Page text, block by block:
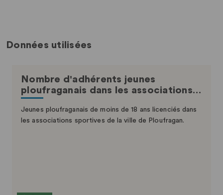
Données utilisées
Nombre d'adhérents jeunes
ploufraganais dans les associations…
Jeunes ploufraganais de moins de 18 ans licenciés dans
les associations sportives de la ville de Ploufragan.